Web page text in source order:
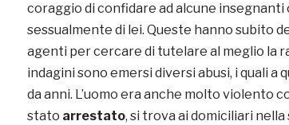
coraggio di confidare ad alcune insegnanti
sessualmente di lei. Queste hanno subito
agenti per cercare di tutelare al meglio la
indagini sono emersi diversi abusi, i quali a
da anni. L’uomo era anche molto violento
stato arrestato, si trova ai domiciliari